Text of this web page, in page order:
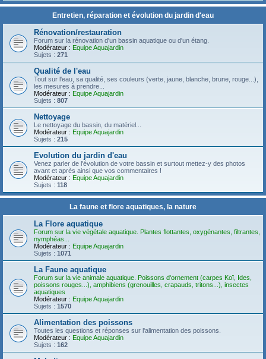
Entretien, réparation et évolution du jardin d'eau
Rénovation/restauration
Forum sur la rénovation d'un bassin aquatique ou d'un étang.
Modérateur : Equipe Aquajardin
Sujets : 271
Qualité de l'eau
Tout sur l'eau, sa qualité, ses couleurs (verte, jaune, blanche, brune, rouge...),
les mesures à prendre...
Modérateur : Equipe Aquajardin
Sujets : 807
Nettoyage
Le nettoyage du bassin, du matériel...
Modérateur : Equipe Aquajardin
Sujets : 215
Evolution du jardin d'eau
Venez parler de l'évolution de votre bassin et surtout mettez-y des photos
avant et après ainsi que vos commentaires !
Modérateur : Equipe Aquajardin
Sujets : 118
La faune et flore aquatiques, la nature
La Flore aquatique
Forum sur la vie végétale aquatique. Plantes flottantes, oxygénantes, filtrantes,
nymphéas...
Modérateur : Equipe Aquajardin
Sujets : 1071
La Faune aquatique
Forum sur la vie animale aquatique. Poissons d'ornement (carpes Koï, Ides,
poissons rouges...), amphibiens (grenouilles, crapauds, tritons...), insectes
aquatiques
Modérateur : Equipe Aquajardin
Sujets : 1570
Alimentation des poissons
Toutes les questions et réponses sur l'alimentation des poissons.
Modérateur : Equipe Aquajardin
Sujets : 162